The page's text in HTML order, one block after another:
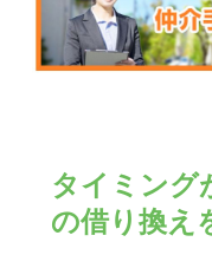
タイミング
の借り換え